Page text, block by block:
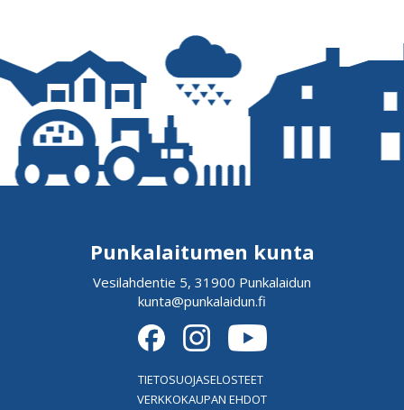
Punkalaitumen kunta
Vesilahdentie 5, 31900 Punkalaidun
kunta@punkalaidun.fi
TIETOSUOJASELOSTEET
VERKKOKAUPAN EHDOT